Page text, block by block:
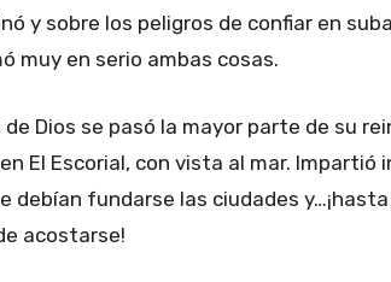
y sobre los peligros de confiar en
muy en serio ambas cosas.
Dios se pasó la mayor parte de su
El Escorial, con vista al mar. Impartió
debían fundarse las ciudades
acostarse!